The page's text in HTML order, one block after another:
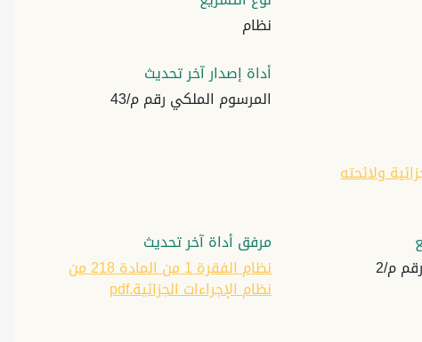
نظام
أداة إصدار آخر تحديث
المرسوم الملكي رقم م/43
ولائحته
م/2
مرفق أداة آخر تحديث
نظام الفقرة 1 من المادة 218 من
نظام الإجراءات الجزائية.pdf